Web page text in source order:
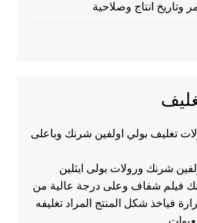
وتاريخ انتاج وصلاحية
تغليف بولي اولفين شرنك وباعلى
شرنك ورولات بولى ايثلين
فيلم شفاف وعلى درجة عالية من
فياخذ شكل المنتج المراد تغليفه